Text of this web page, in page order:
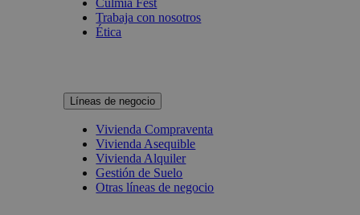
Culmia Fest
Trabaja con nosotros
Ética
Líneas de negocio
Vivienda Compraventa
Vivienda Asequible
Vivienda Alquiler
Gestión de Suelo
Otras líneas de negocio